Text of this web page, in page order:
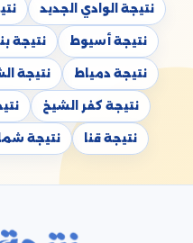
نتيجة الوادي الجديد
نتيجة أسيوط نتيجة
نتيجة دمياط نتيجة
نتيجة كفر الشيخ
نتيجة قنا نتيجة